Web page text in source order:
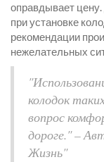
оправдывает цену.
при установке
рекомендации
нежелательных
колодок
вопрос
дороге." –
Жизнь"